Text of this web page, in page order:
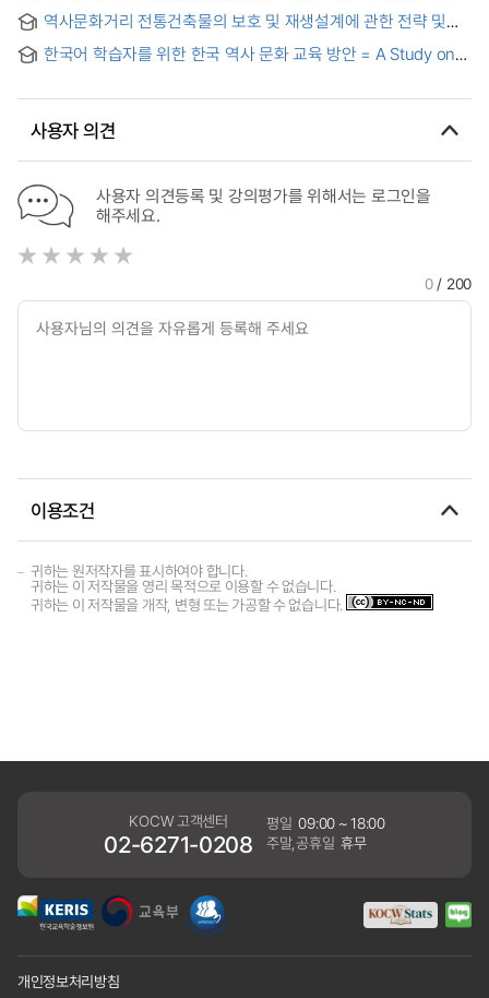
Making for the Regeneration of Historic Cultural Districts :
Focusing on the Cases of Historic and Cultural Districts in
Chongqing Southwest China
역사문화거리 전통건축물의 보호 및 재생설계에 관한 전략 및
and Measures for the Protection and Regenerative Design
Focusing on China's Bugji Road-
한국어 학습자를 위한 한국 역사 문화 교육 방안 = A Study on
사용자 의견
사용자 의견등록 및 강의평가를 위해서는 로그인을
해주세요.
0/ 200
이용조건
귀하는 원저작자를 표시하여야 합니다.
귀하는 이 저작물을 영리 목적으로 이용할 수 없습니다.
귀하는 이 저작물을 개작, 변형 또는 가공할 수 없습니다.
KOCW 고객센터
02-6271-0208
평일 09:00 ~ 18:00
주말,공휴일 휴무
개인정보처리방침